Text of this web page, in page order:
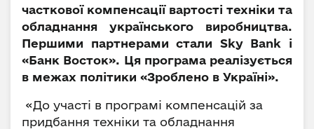
часткової компенсації вартості техніки та
обладнання українського виробництва.
Першими партнерами стали Sky Bank і
«Банк Восток». Ця програма реалізується
в межах політики «Зроблено в Україні».
«До участі в програмі компенсацій за
придбання техніки та обладнання